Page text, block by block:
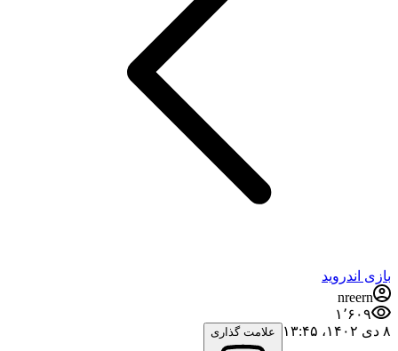
بازی اندروید
nreern
۱٬۶۰۹
۸ دی ۱۴۰۲،‏ ۱۳:۴۵
علامت گذاری